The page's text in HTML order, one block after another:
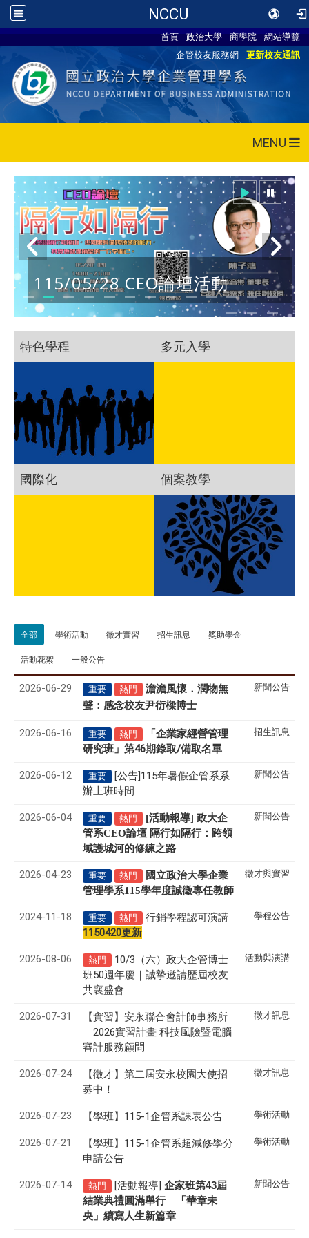
NCCU
首頁 政治大學 商學院
網站導覽
企管校友服務網
更新校友通訊
MENU
115/05/28 CEO論壇活動
特色學程 多元入學
國際化 個案教學
全部 學術活動 徵才實習 招生訊息 獎助學金
活動花絮 一般公告
2026-06-29 重要 熱門
澹澹風懷．潤物無
聲 ： 感念校友尹衍樑博士
新聞公告
2026-06-16 重要 熱門
「企業家經營管理
研究班」第46期錄取/備取名單
招生訊息
2026-06-12 重要
[公告]115年暑假企管系系
辦上班時間
新聞公告
2026-06-04 重要 熱門
[活動報導] 政大企
管系CEO論壇 隔行如隔行：跨領
域護城河的修練之路
新聞公告
2026-04-23 重要 熱門
國立政治大學企業
管理學系115學年度誠徵專任教師
徵才與實習
2024-11-18 重要 熱門
行銷學程認可演講
1150420更新
學程公告
2026-08-06 熱門
10/3（六）政大企管博士
班50週年慶｜誠摯邀請歷屆校友
共襄盛會
活動與演講
2026-07-31
【實習】安永聯合會計師事務所
｜2026實習計畫 科技風險暨電腦
審計服務顧問｜
徵才訊息
2026-07-24 【徵才】 第二屆安永校園大使招
募中！
徵才訊息
2026-07-23 【學班】115-1企管系課表公告 學術活動
2026-07-21
【學班】115-1企管系超減修學分
申請公告
學術活動
2026-07-14 熱門 [活動報導] 企家班第43屆
結業典禮圓滿舉行 「華章未
央」續寫人生新篇章
新聞公告